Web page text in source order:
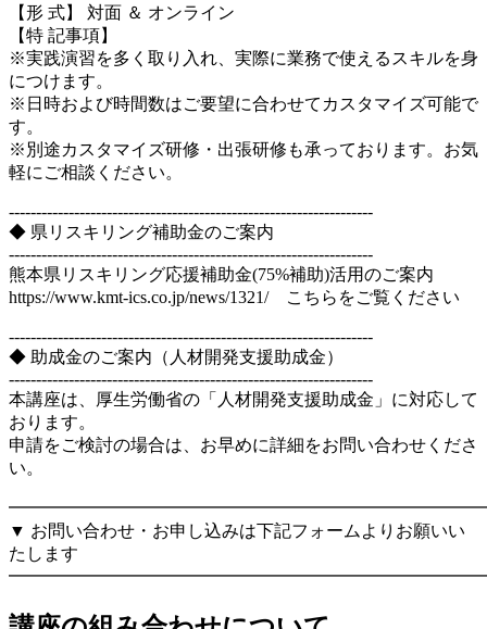
【形 式】 対面 ＆ オンライン
【特 記事項】
※実践演習を多く取り入れ、実際に業務で使えるスキルを身
につけます。
※日時および時間数はご要望に合わせてカスタマイズ可能で
す。
※別途カスタマイズ研修・出張研修も承っております。お気
軽にご相談ください。
-------------------------------------------------------------------
◆ 県リスキリング補助金のご案内
-------------------------------------------------------------------
熊本県リスキリング応援補助金(75%補助)活用のご案内
https://www.kmt-ics.co.jp/news/1321/ こちらをご覧ください
-------------------------------------------------------------------
◆ 助成金のご案内（人材開発支援助成金）
-------------------------------------------------------------------
本講座は、厚生労働省の「人材開発支援助成金」に対応して
おります。
申請をご検討の場合は、お早めに詳細をお問い合わせくださ
い。
▼ お問い合わせ・お申し込みは下記フォームよりお願いい
たします